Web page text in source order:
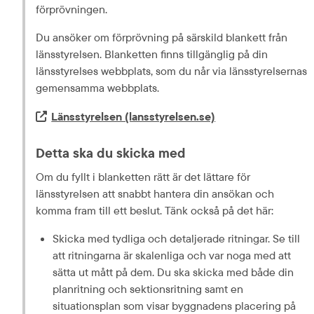
förprövningen.
Du ansöker om förprövning på särskild blankett från
länsstyrelsen. Blanketten finns tillgänglig på din
länsstyrelses webbplats, som du når via länsstyrelsernas
gemensamma webbplats.
Extern länk.
Länsstyrelsen (lansstyrelsen.se)
Detta ska du skicka med
Om du fyllt i blanketten rätt är det lättare för
länsstyrelsen att snabbt hantera din ansökan och
komma fram till ett beslut. Tänk också på det här:
Skicka med tydliga och detaljerade ritningar. Se till
att ritningarna är skalenliga och var noga med att
sätta ut mått på dem. Du ska skicka med både din
planritning och sektionsritning samt en
situationsplan som visar byggnadens placering på